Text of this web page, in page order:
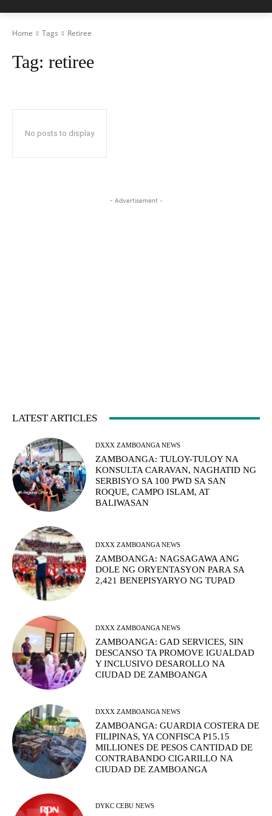
Home Tags Retiree
Tag: retiree
No posts to display
- Advertisement -
LATEST ARTICLES
DXXX ZAMBOANGA NEWS
ZAMBOANGA: TULOY-TULOY NA
KONSULTA CARAVAN, NAGHATID NG
SERBISYO SA 100 PWD SA SAN
ROQUE, CAMPO ISLAM, AT
BALIWASAN
DXXX ZAMBOANGA NEWS
ZAMBOANGA: NAGSAGAWA ANG
DOLE NG ORYENTASYON PARA SA
2,421 BENEPISYARYO NG TUPAD
DXXX ZAMBOANGA NEWS
ZAMBOANGA: GAD SERVICES, SIN
DESCANSO TA PROMOVE IGUALDAD
Y INCLUSIVO DESAROLLO NA
CIUDAD DE ZAMBOANGA
DXXX ZAMBOANGA NEWS
ZAMBOANGA: GUARDIA COSTERA DE
FILIPINAS, YA CONFISCA P15.15
MILLIONES DE PESOS CANTIDAD DE
CONTRABANDO CIGARILLO NA
CIUDAD DE ZAMBOANGA
DYKC CEBU NEWS